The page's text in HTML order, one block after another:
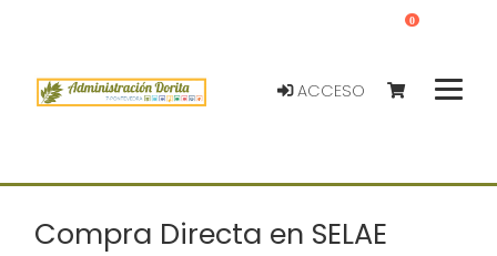
ACCESO
0
Compra Directa en SELAE